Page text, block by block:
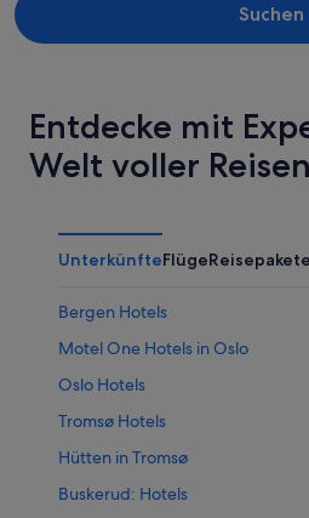
Suchen
Entdecke mit
Welt voller Reisen
UnterkünfteFlügeReisepakete
Bergen Hotels
Motel One Hotels in Oslo
Oslo Hotels
Tromsø Hotels
Hütten in Tromsø
Buskerud: Hotels